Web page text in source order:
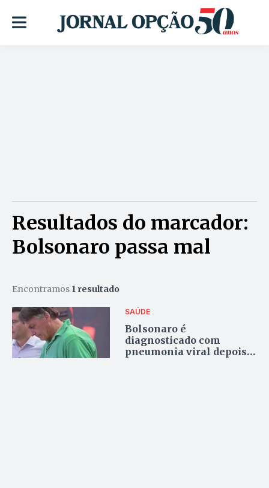
Resultados do marcador:
Bolsonaro passa mal
Encontramos 1 resultado
SAÚDE
Bolsonaro é
diagnosticado com
pneumonia viral depois